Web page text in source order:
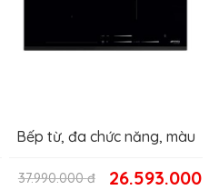
Bếp từ, đa chức năng, màu
26.593.000
37.990.000đ